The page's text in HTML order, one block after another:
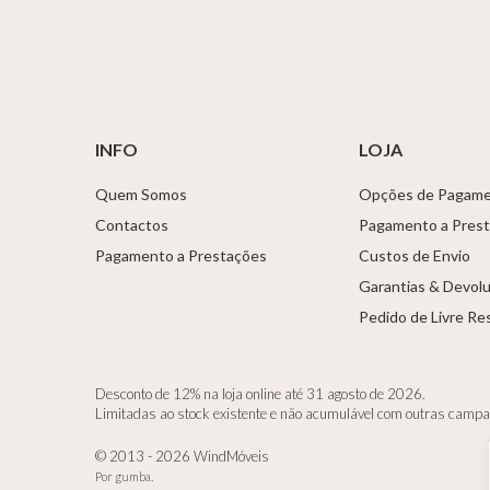
INFO
Quem Somos
Contactos
Pagamento a Prestações
LOJA
Opções de
Pagamento a
Custos de Envio
Garantias &
Pedido de Livre
Desconto de 12% na loja online até 31 agosto de 2026.
Limitadas ao stock existente e não acumulável com outras
© 2013 - 2026 WindMóveis
Por gumba